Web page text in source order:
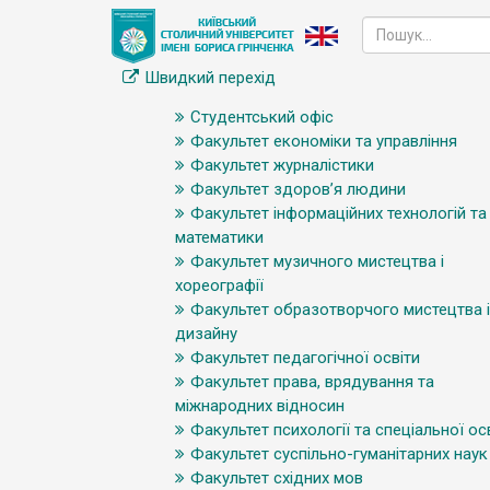
Швидкий перехід
Студентський офіс
Факультет економіки та управління
Факультет журналістики
Факультет здоров’я людини
Факультет інформаційних технологій та
математики
Факультет музичного мистецтва і
хореографії
Факультет образотворчого мистецтва і
дизайну
Факультет педагогічної освіти
Факультет права, врядування та
міжнародних відносин
Факультет психології та спеціальної
Факультет суспільно-гуманітарних наук
Факультет східних мов